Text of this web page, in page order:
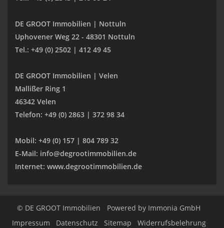
DE GROOT Immobilien | Nottuln
Uphovener Weg 22 - 48301 Nottuln
Tel.: +49 (0) 2502 | 412 49 45
DE GROOT Immobilien | Velen
Mallißer Ring 1
46342 Velen
Telefon: +49 (0) 2863 | 372 98 34
Mobil: +49 (0) 157 | 804 789 32
E-Mail: info@degrootimmobilien.de
Internet: www.degrootimmobilien.de
© DE GROOT Immobilien Powered by Immonia GmbH
Impressum
Datenschutz Sitemap Widerrufsbelehrung